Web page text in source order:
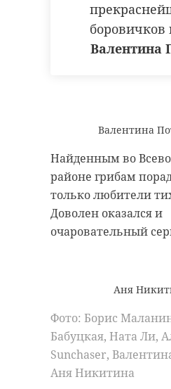
Валентина
Валентина
Найденным во
районе грибам
только любители
Доволен оказался и
очаровательный
Аня
Фото: Борис
Бабуцкая, Ната Ли,
Sunchaser,
Аня Никитина